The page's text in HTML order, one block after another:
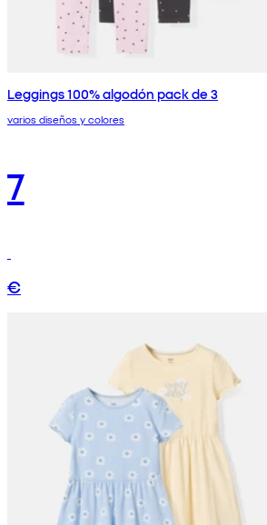
Leggings 100% algodón pack de 3
varios diseños y colores
7
€